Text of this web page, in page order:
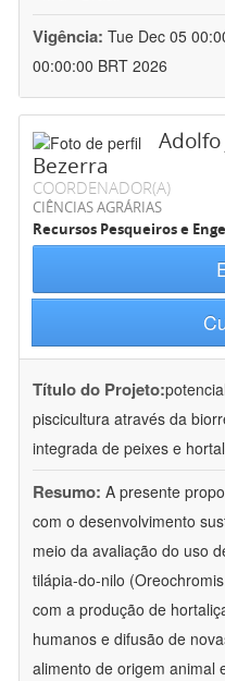
Vigência: Tue Dec 05
00:00:00 BRT 2026
Bezerra
COORDENADOR(A)
CIÊNCIAS AGRÁRIAS
Recursos Pesqueiros e
Título do Projeto:
piscicultura através da
integrada de peixes e
Resumo: A presente
com o desenvolvimento
meio da avaliação do uso
tilápia-do-nilo
com a produção de
humanos e difusão de
alimento de origem animal